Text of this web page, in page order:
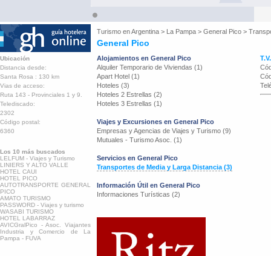
Turismo enArgentina > La Pampa > General Pico >
General Pico
Ubicación
Distancia desde:
Santa Rosa : 130 km
Vias de acceso:
Ruta 143 - Provinciales 1 y 9.
Telediscado:
2302
Código postal:
6360
Los 10 más buscados
LELFUM - Viajes y Turismo
LINIERS Y ALTO VALLE
HOTEL CAUI
HOTEL PICO
AUTOTRANSPORTE GENERAL
PICO
AMATO TURISMO
PASSWORD - Viajes y turismo
WASABI TURISMO
HOTEL LABARRAZ
AVICGralPico - Asoc. Viajantes
Industria y Comercio de La
Pampa - FUVA
Alojamientos en General Pico
Alquiler Temporario de Viviendas (1)
Apart Hotel (1)
Hoteles (3)
Hoteles 2 Estrellas (2)
Hoteles 3 Estrellas (1)
Viajes y Excursiones en General Pico
Empresas y Agencias de Viajes y Turismo (9)
Mutuales - Turismo Asoc. (1)
Servicios en General Pico
Transportes de Media y Larga Distancia (3)
Información Útil en General Pico
Informaciones Turísticas (2)